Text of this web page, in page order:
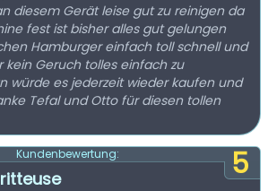
diesem Gerät leise gut zu reinigen da
fest ist bisher alles gut gelungen
Hamburger einfach toll schnell und
kein Geruch tolles einfach zu
würde es jederzeit wieder kaufen und
Tefal und Otto für diesen tollen
5
Kundenbewertung: